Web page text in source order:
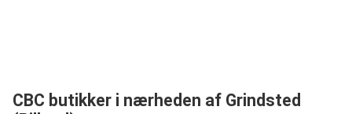
CBC butikker i nærheden af Grindsted